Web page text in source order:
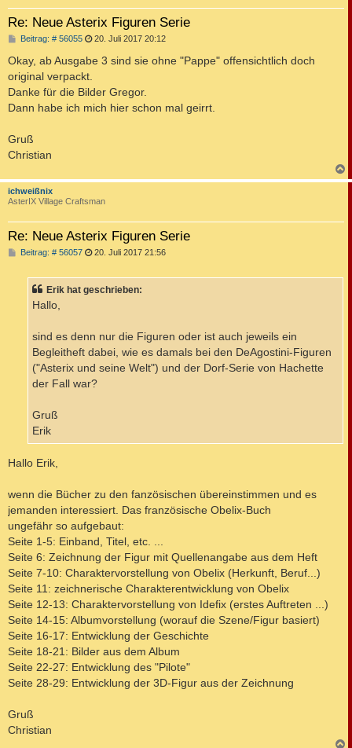
Re: Neue Asterix Figuren Serie
Beitrag: # 56055B
i
r
a
g
20. Juli 2017 20:12
Okay, ab Ausgabe 3 sind sie ohne "Pappe" offensichtlich doch
original verpackt.
Danke für die Bilder Gregor.
Dann habe ich mich hier schon mal geirrt.
Gruß
Christian
a
ichweißnix
AsterIX Village Craftsman
Re: Neue Asterix Figuren Serie
Beitrag: # 56057B
r
20. Juli 2017 21:56
Erik hat geschrieben:
Hallo,
sind es denn nur die Figuren oder ist auch jeweils ein
Begleitheft dabei, wie es damals bei den DeAgostini-Figuren
("Asterix und seine Welt") und der Dorf-Serie von Hachette
der Fall war?
Gruß
Erik
Hallo Erik,
wenn die Bücher zu den fanzösischen übereinstimmen und es
jemanden interessiert. Das französische Obelix-Buch
ungefähr so aufgebaut:
Seite 1-5: Einband, Titel, etc. ...
Seite 6: Zeichnung der Figur mit Quellenangabe aus dem Heft
Seite 7-10: Charaktervorstellung von Obelix (Herkunft, Beruf...)
Seite 11: zeichnerische Charakterentwicklung von Obelix
Seite 12-13: Charaktervorstellung von Idefix (erstes Auftreten ...)
Seite 14-15: Albumvorstellung (worauf die Szene/Figur basiert)
Seite 16-17: Entwicklung der Geschichte
Seite 18-21: Bilder aus dem Album
Seite 22-27: Entwicklung des "Pilote"
Seite 28-29: Entwicklung der 3D-Figur aus der Zeichnung
Gruß
Christian